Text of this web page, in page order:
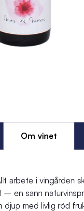
Om vinet
arbete i vingården
– en sann
djup med livlig röd